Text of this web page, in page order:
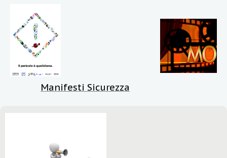
Manifesti Sicurezza